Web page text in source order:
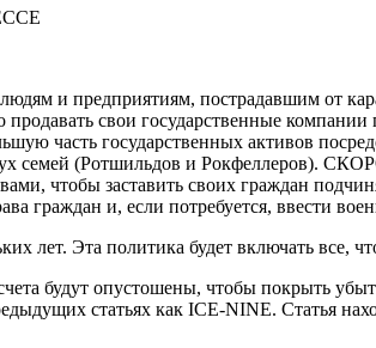
людям и предприятиям, пострадавшим
продавать свои государственные
часть государственных активов
семей (Ротшильдов и Рокфеллеров).
чтобы заставить своих граждан
граждан и, если потребуется, ввести
лет. Эта политика будет включать все,
будут опустошены, чтобы покрыть
статьях как ICE-NINE. Статья